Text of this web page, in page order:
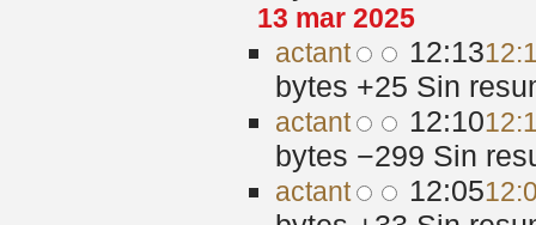
13 mar 2025
actant 12:13
bytes +25 Sin
actant 12:10
bytes −299 Sin
actant 12:05